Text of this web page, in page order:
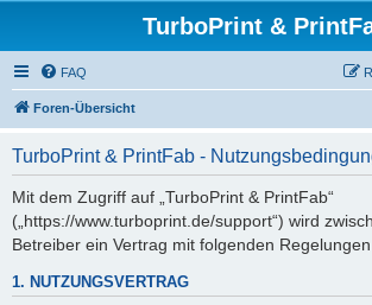
TurboPrint &
FAQ
Foren-Übersicht
TurboPrint & PrintFab -
Mit dem Zugriff auf „TurboPrint & PrintFab“
(„https://www.turboprint.de/support“) wird
Betreiber ein Vertrag mit folgenden
1. NUTZUNGSVERTRAG